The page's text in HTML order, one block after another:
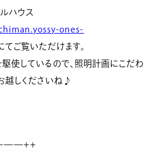
ハウス
ones-
てご覧いただけます。
使しているので、照明計画にこだわ
越しくださいね♪